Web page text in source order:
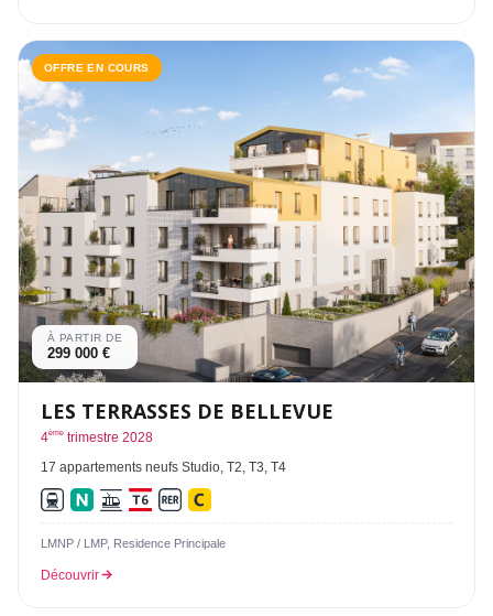
OFFRE EN COURS
À PARTIR DE
299 000 €
LES TERRASSES DE BELLEVUE
4ème trimestre 2028
17 appartements neufs Studio, T2, T3, T4
LMNP / LMP, Residence Principale
Découvrir